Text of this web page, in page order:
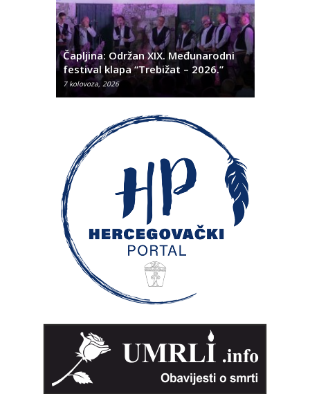
Čapljina: Održan XIX. Međunarodni
festival klapa “Trebižat – 2026.”
7 kolovoza, 2026